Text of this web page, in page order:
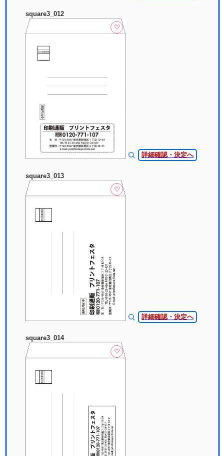
square3_012
♡
詳細確認・決定へ
square3_013
♡
詳細確認・決定へ
square3_014
♡